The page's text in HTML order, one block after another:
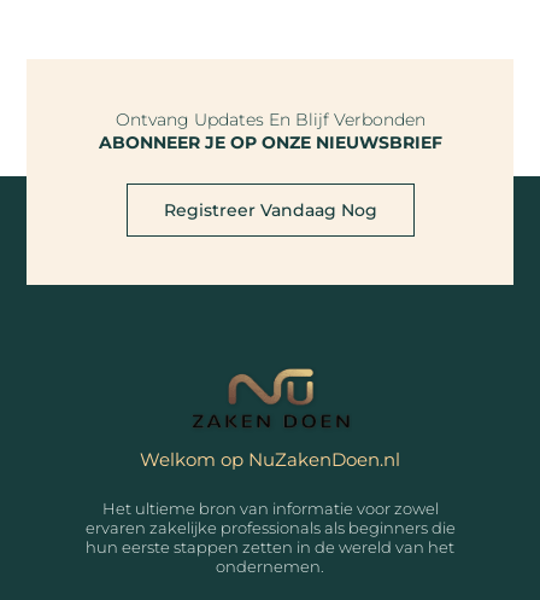
Ontvang Updates En Blijf Verbonden
ABONNEER JE OP ONZE NIEUWSBRIEF
Registreer Vandaag Nog
Welkom op NuZakenDoen.nl
Het ultieme bron van informatie voor zowel
ervaren zakelijke professionals als beginners die
hun eerste stappen zetten in de wereld van het
ondernemen.